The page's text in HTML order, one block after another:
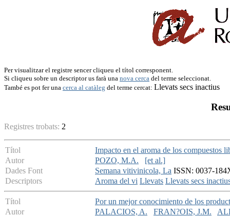
Per visualitzar el registre sencer cliqueu el títol corresponent.
Si cliqueu sobre un descriptor us farà una nova cerca del terme seleccionat.
També es pot fer una cerca al catàleg del terme cercat: Llevats secs inactius
Registres trobats: 2
Títol
Impacto en el aroma de los compuestos
Autor
POZO, M.A.
[et al.]
Dades Font
Semana vitivinicola, La ISSN: 0037-
Descriptors
Aroma del vi Llevats Llevats secs
Títol
Por un mejor conocimiento de los
Autor
PALACIOS, A. FRAN?OIS, J.M.